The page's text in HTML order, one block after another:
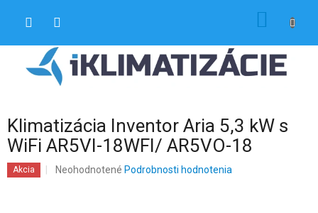
Klimatizácia Inventor Aria 5,3 kW s
WiFi AR5VI-18WFI/ AR5VO-18
Akcia
Priemerné
Neohodnotené Podrobnosti hodnotenia